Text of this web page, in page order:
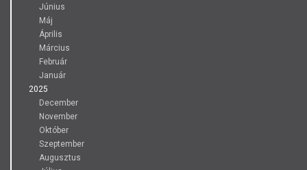
Június
Máj
Április
Március
Február
Január
2025
December
November
Október
Szeptember
Augusztus